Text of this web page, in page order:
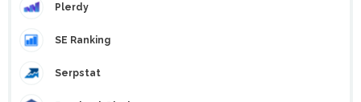
Plerdy
SE Ranking
Serpstat